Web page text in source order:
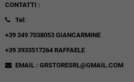
CONTATTI :
Tel:
+39 349 7038053 GIANCARMINE
+39 3933517264 RAFFAELE
EMAIL : GRSTORESRL@GMAIL.COM